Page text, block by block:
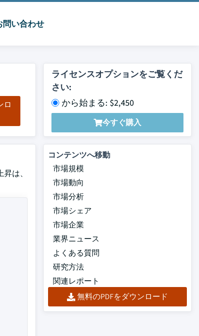
問い合わせ
ロ
ライセンスオプションをご覧くだ
さい:
から始まる: $2,450
今すぐ購入
は、
コンテンツへ移動
市場規模
市場動向
市場分析
市場シェア
市場企業
業界ニュース
よくある質問
研究方法
関連レポート
無料のPDFをダウンロード